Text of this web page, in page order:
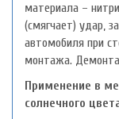
материала –
(смягчает) удар,
автомобиля при
монтажа.
Применение в
солнечного